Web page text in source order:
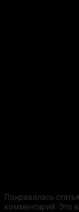
Понравилась
комментарий. Это